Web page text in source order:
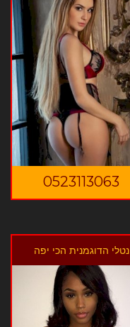
0523113063
נטלי הדוגמנית הכי יפה